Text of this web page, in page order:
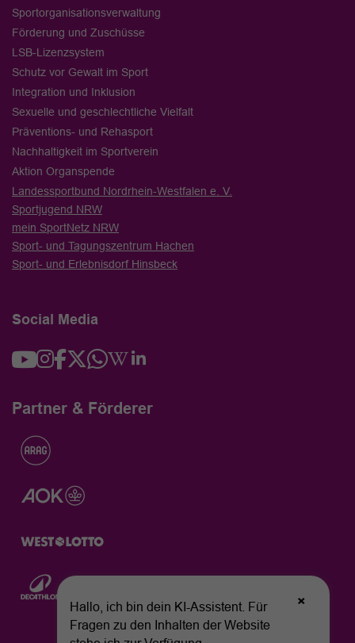
Sportorganisationsverwaltung
Förderung und Zuschüsse
LSB-Lizenzsystem
Schutz vor Gewalt im Sport
Integration und Inklusion
Sexuelle und geschlechtliche Vielfalt
Präventions- und Rehasport
Nachhaltigkeit im Sportverein
Aktion Organspende
Landessportbund Nordrhein-Westfalen e. V.
Sportjugend NRW
mein SportNetz NRW
Sport- und Tagungszentrum Hachen
Sport- und Erlebnisdorf Hinsbeck
Social Media
Partner & Förderer